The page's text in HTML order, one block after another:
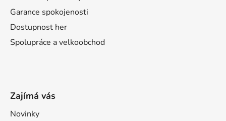
Garance spokojenosti
Dostupnost her
Spolupráce a velkoobchod
Zajímá vás
Novinky